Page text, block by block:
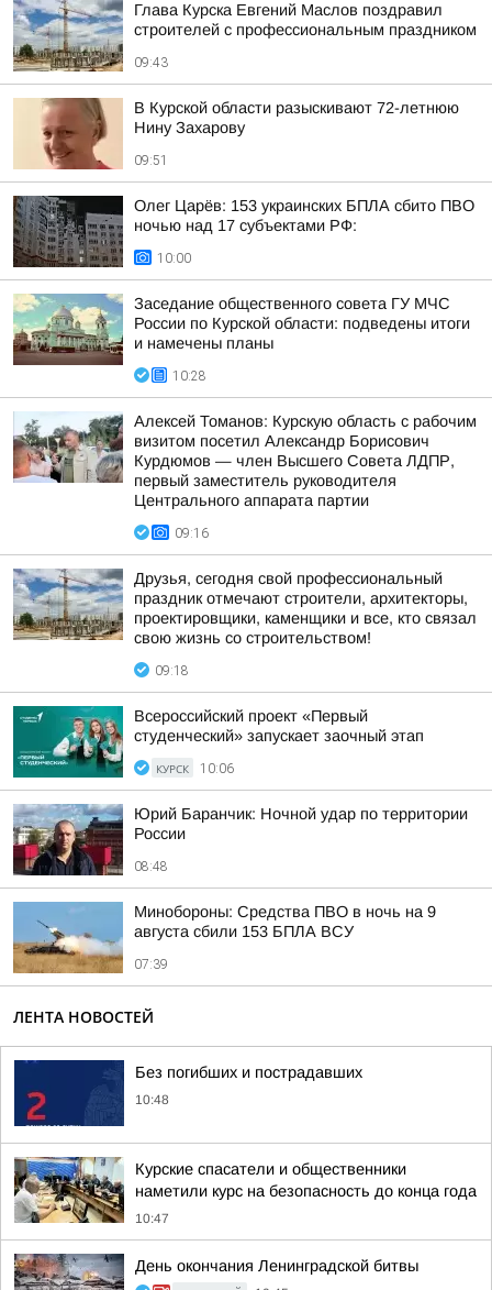
Глава Курска Евгений Маслов поздравил
строителей с профессиональным праздником
09:43
В Курской области разыскивают 72-летнюю
Нину Захарову
09:51
Олег Царёв: 153 украинских БПЛА сбито ПВО
ночью над 17 субъектами РФ:
10:00
Заседание общественного совета ГУ МЧС
России по Курской области: подведены итоги
и намечены планы
10:28
Алексей Томанов: Курскую область с рабочим
визитом посетил Александр Борисович
Курдюмов — член Высшего Совета ЛДПР,
первый заместитель руководителя
Центрального аппарата партии
09:16
Друзья, сегодня свой профессиональный
праздник отмечают строители, архитекторы,
проектировщики, каменщики и все, кто связал
свою жизнь со строительством!
09:18
Всероссийский проект «Первый
студенческий» запускает заочный этап
КУРСК 10:06
Юрий Баранчик: Ночной удар по территории
России
08:48
Минобороны: Средства ПВО в ночь на 9
августа сбили 153 БПЛА ВСУ
07:39
ЛЕНТА НОВОСТЕЙ
Без погибших и пострадавших
10:48
Курские спасатели и общественники
наметили курс на безопасность до конца года
10:47
День окончания Ленинградской битвы